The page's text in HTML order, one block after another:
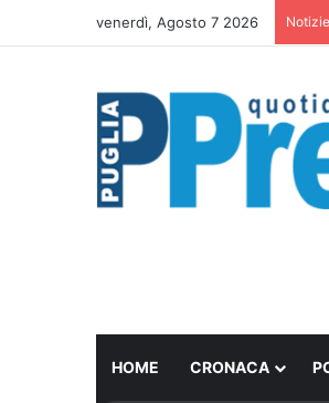
venerdì, Agosto 7 2026
HOME CRONACA